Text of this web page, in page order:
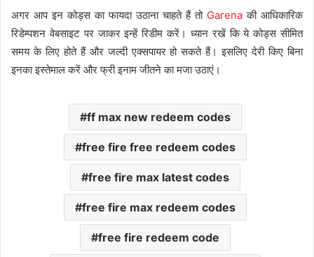
अगर आप इन कोड्स का फायदा उठाना चाहते हैं तो Garena की आधिकारिक
रिडेम्पशन वेबसाइट पर जाकर इन्हें रिडीम करें। ध्यान रखें कि ये कोड्स सीमित
समय के लिए होते हैं और जल्दी एक्सपायर हो सकते हैं। इसलिए देरी किए बिना
इनका इस्तेमाल करें और फ्री इनाम जीतने का मजा उठाएं।
ff max new redeem codes
free fire free redeem codes
free fire max latest codes
free fire max redeem codes
free fire redeem code